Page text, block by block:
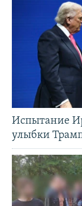
Испытание
улыбки